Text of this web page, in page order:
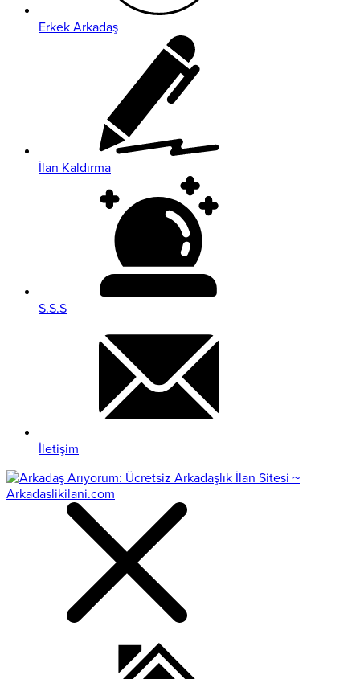
Erkek Arkadaş
İlan Kaldırma
S.S.S
İletişim